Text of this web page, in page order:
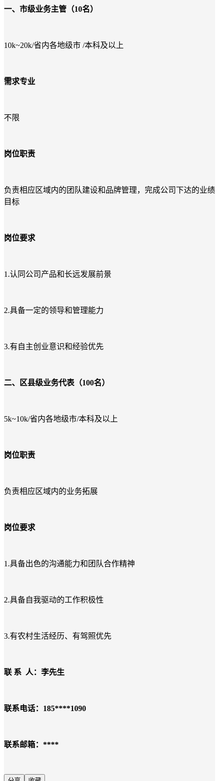
一、市级业务主管（10名）
10k~20k/省内各地级市 /本科及以上
需求专业
不限
岗位职责
负责相应区域内的团队建设和品牌管理，完成公司下达的业绩
目标
岗位要求
1.认同公司产品和长远发展前景
2.具备一定的领导和管理能力
3.有自主创业意识和经验优先
二、区县级业务代表（100名）
5k~10k/省内各地级市/本科及以上
岗位职责
负责相应区域内的业务拓展
岗位要求
1.具备出色的沟通能力和团队合作精神
2.具备自我驱动的工作积极性
3.有农村生活经历、有驾照优先
联 系 人：李先生
联系电话：185****1090
联系邮箱：****